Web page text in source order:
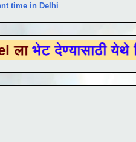
time in Delhi
येथे क्लिक करा .